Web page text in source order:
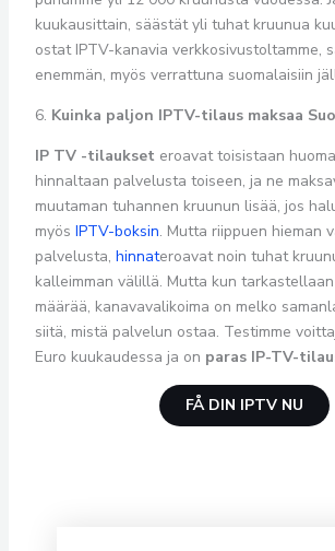
kuukausittain, säästät yli tuhat kruunua
ostat IPTV-kanavia verkkosivustoltamme,
enemmän, myös verrattuna suomalaisiin
6. Kuinka paljon IPTV-tilaus maksaa
IP TV -tilaukset eroavat toisistaan
hinnaltaan palvelusta toiseen, ja ne
muutaman tuhannen kruunun lisää, jos
myös IPTV-boksin. Mutta riippuen hieman
palvelusta, hinnateroavat noin tuhat
kalleimman välillä. Mutta kun
määrää, kanavavalikoima on melko
siitä, mistä palvelun ostaa. Testimme
Euro kuukaudessa ja on paras IP-TV-
FÅ DIN IPTV NU